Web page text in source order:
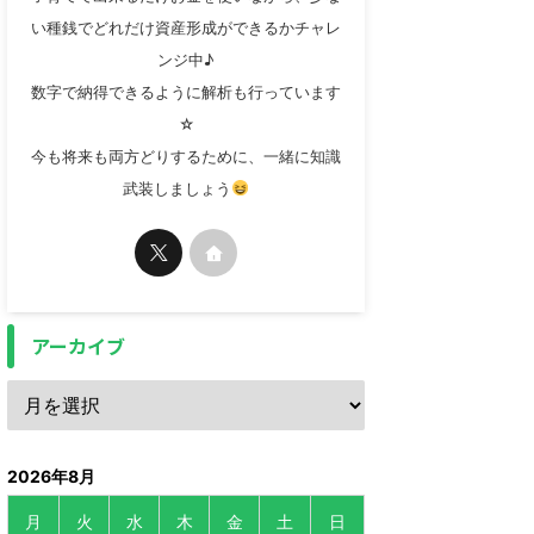
い種銭でどれだけ資産形成ができるかチャレ
ンジ中♪
数字で納得できるように解析も行っています
☆
今も将来も両方どりするために、一緒に知識
武装しましょう
アーカイブ
2026年8月
月 火 水 木 金 土 日